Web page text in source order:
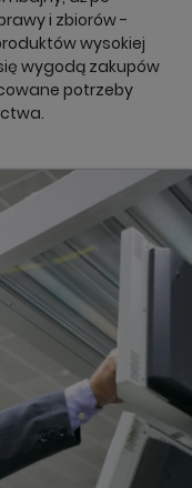
i zbiorów -
wysokiej
wygodą zakupów
potrzeby